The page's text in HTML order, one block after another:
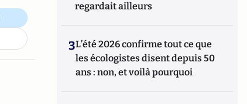
regardait ailleurs
3L’été 2026 confirme tout ce que
les écologistes disent depuis 50
ans : non, et voilà pourquoi